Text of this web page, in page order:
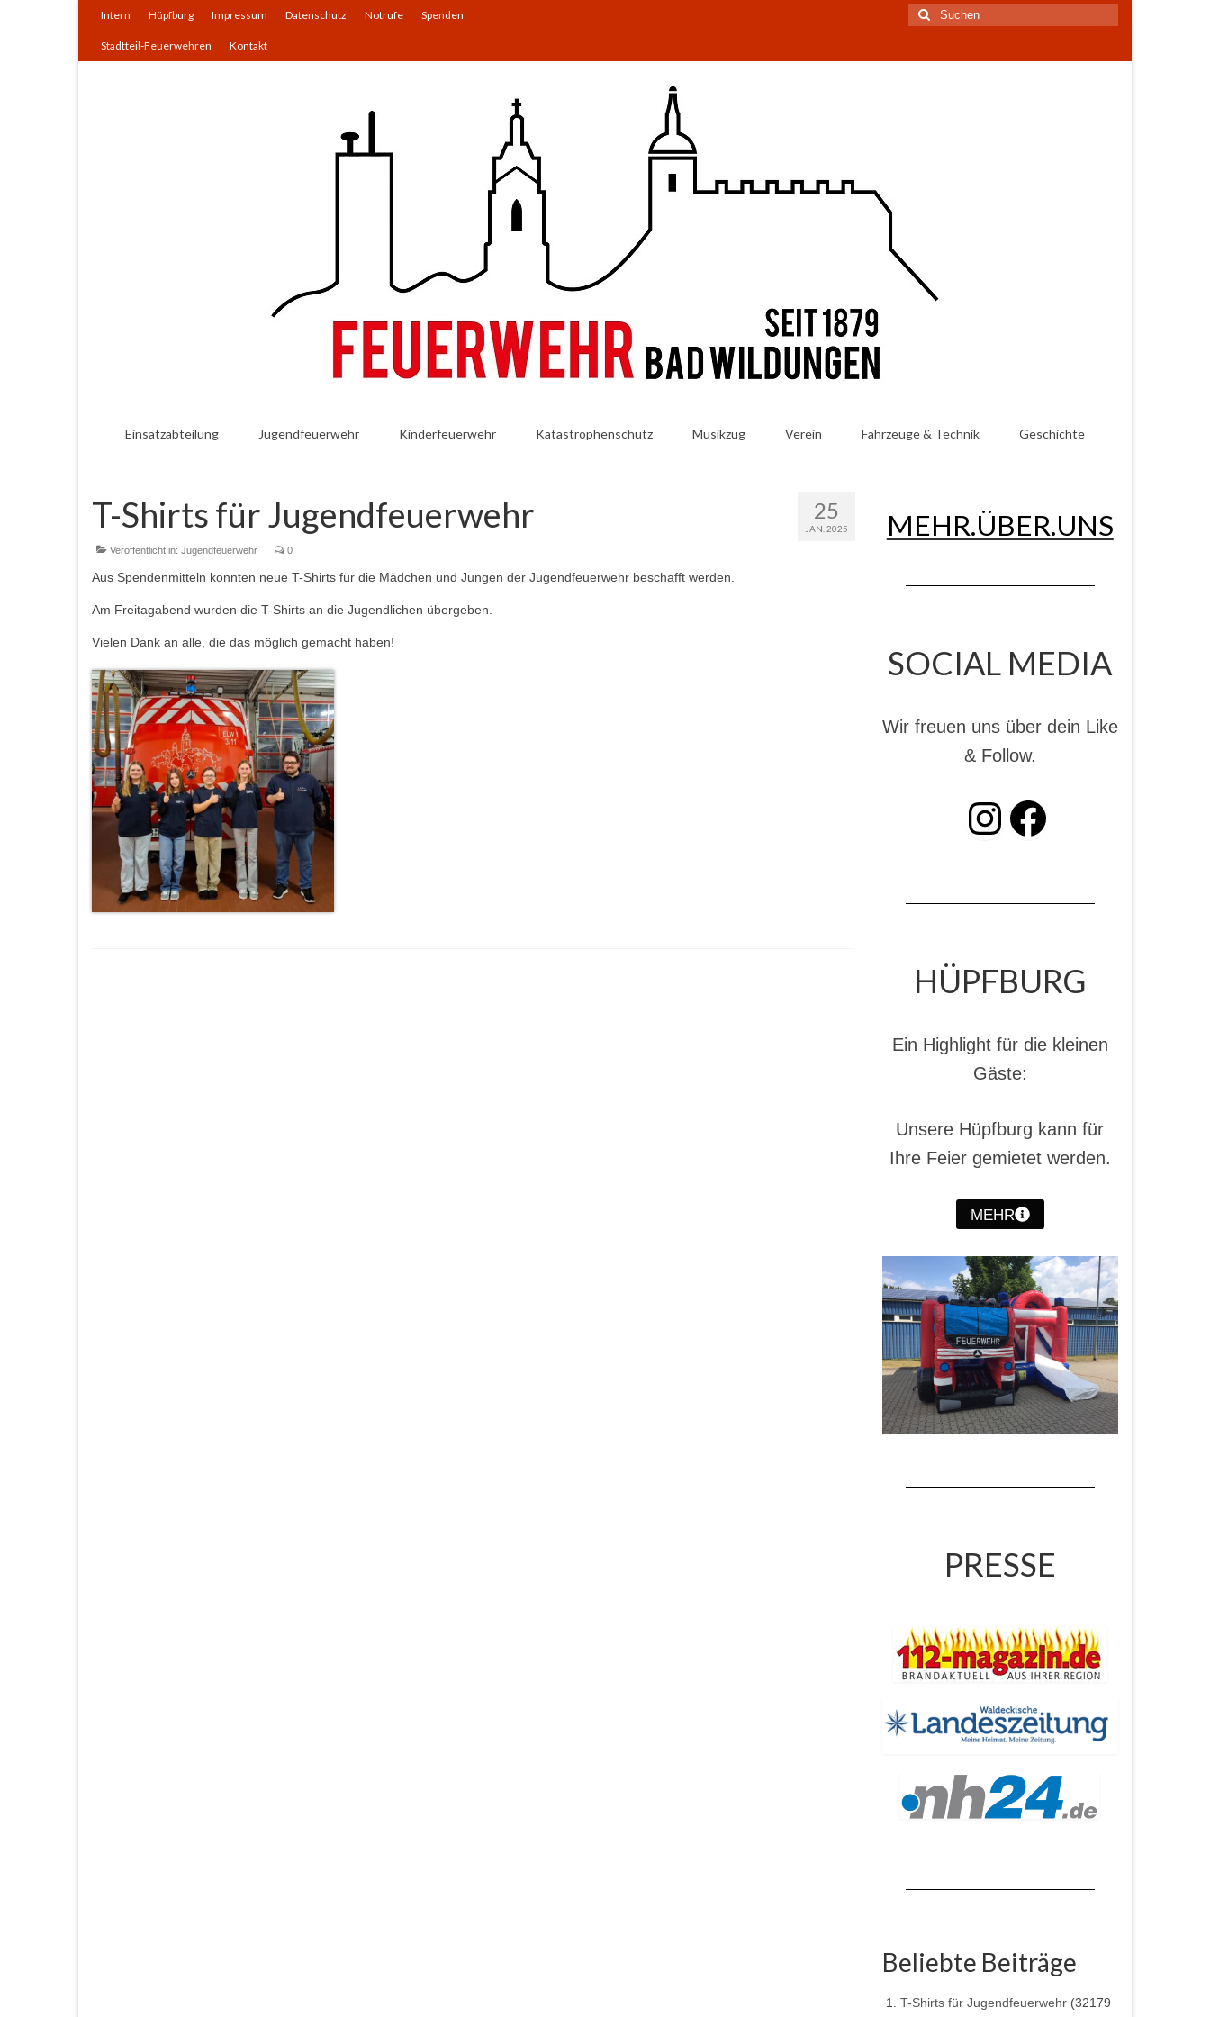
Intern Hüpfburg Impressum Datenschutz Notrufe Spenden
Stadtteil-Feuerwehren Kontakt
Suchen
nach:
Einsatzabteilung Jugendfeuerwehr Kinderfeuerwehr Katastrophenschutz Musikzug Verein Fahrzeuge & Technik Geschichte
25
JAN. 2025
T-Shirts für Jugendfeuerwehr
Veröffentlicht in: Jugendfeuerwehr | 0
Aus Spendenmitteln konnten neue T-Shirts für die Mädchen und Jungen der Jugendfeuerwehr beschafft werden.
Am Freitagabend wurden die T-Shirts an die Jugendlichen übergeben.
Vielen Dank an alle, die das möglich gemacht haben!
MEHR.ÜBER.UNS
SOCIAL MEDIA
Wir freuen uns über dein Like
& Follow.
INSTAGRAM Facebook
HÜPFBURG
Ein Highlight für die kleinen
Gäste:
Unsere Hüpfburg kann für
Ihre Feier gemietet werden.
MEHR
PRESSE
Beliebte Beiträge
T-Shirts für Jugendfeuerwehr (32179